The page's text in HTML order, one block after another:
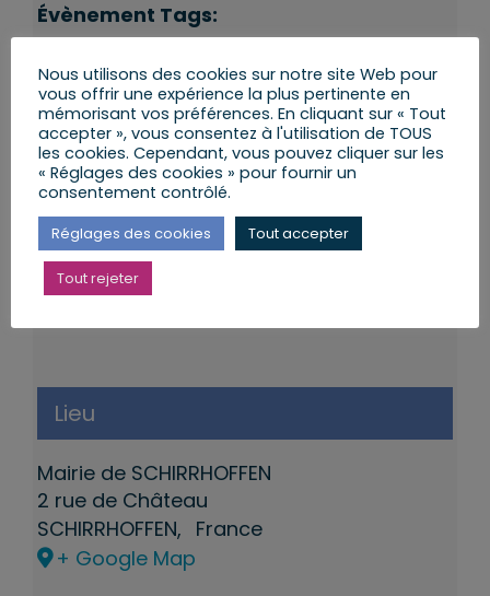
Évènement Tags:
Lieu
Mairie de SCHIRRHOFFEN
2 rue de Château
SCHIRRHOFFEN, France
+ Google Map
Nous utilisons des cookies sur notre site Web pour
vous offrir une expérience la plus pertinente en
mémorisant vos préférences. En cliquant sur « Tout
accepter », vous consentez à l'utilisation de TOUS
les cookies. Cependant, vous pouvez cliquer sur les
« Réglages des cookies » pour fournir un
consentement contrôlé.
Réglages des cookies Tout accepter
Tout rejeter